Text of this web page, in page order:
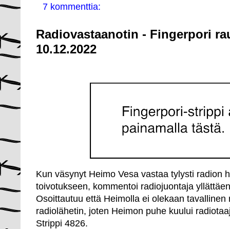
7 kommenttia:
Radiovastaanotin - Fingerpori
10.12.2022
Kun väsynyt Heimo Vesa vastaa tylysti radion
toivotukseen, kommentoi radiojuontaja
Osoittautuu että Heimolla ei olekaan
radiolähetin, joten Heimon puhe kuului
Strippi 4826.